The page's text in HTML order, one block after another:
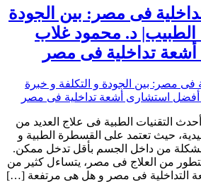
فى مصر: بين الجودة
الطبيب| د. محمود غلاب
تداخلية فى مصر
التقنيات الطبية فى علاج العديد من
حيث تعتمد على القسطرة الطبية و
المشكلة من داخل الجسم بأقل تدخل ممكن.
من العلاج فى مصر، يتساءل كثير من
التداخلية فى مصر و هل هى مرتفعة […]